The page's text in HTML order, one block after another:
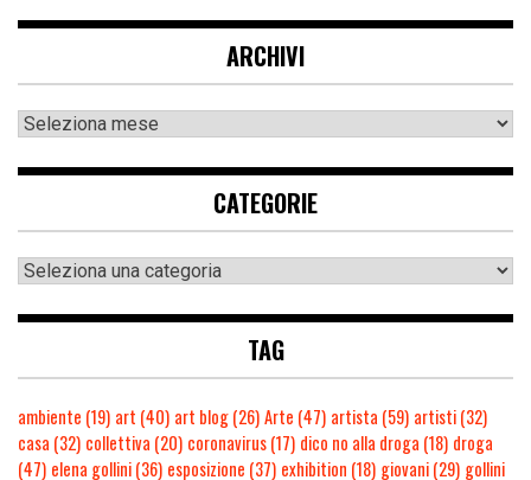
ARCHIVI
CATEGORIE
TAG
ambiente (19) art (40) art blog(26)Arte (47) artista (59) artisti(32)
casa (32) collettiva (20) coronavirus(17) dico no alla droga (18) droga
(47) elena gollini(36) esposizione (37) exhibition (18) giovani(29) gollini